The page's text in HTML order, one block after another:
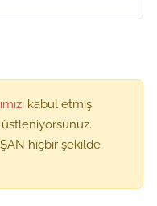
kabul etmiş
hiçbir şekilde